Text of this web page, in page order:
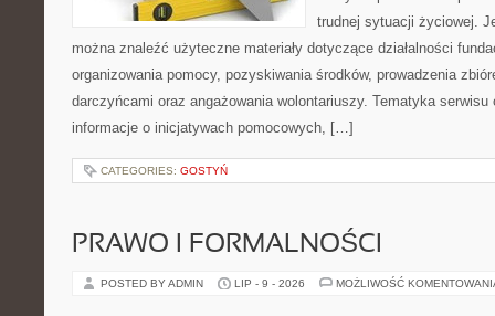
trudnej sytuacji życiowej.
można znaleźć użyteczne materiały dotyczące działalności
organizowania pomocy, pozyskiwania środków, prowadzenia
darczyńcami oraz angażowania wolontariuszy. Tematyka
informacje o inicjatywach pomocowych, […]
CATEGORIES: GOSTYŃ
PRAWO I FORMALNOŚCI
POSTED BY ADMIN LIP - 9 - 2026 MOŻLIWOŚĆ